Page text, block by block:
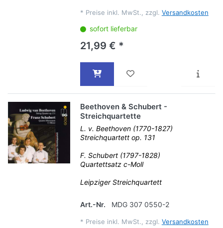
* Preise inkl. MwSt., zzgl. Versandkosten
sofort lieferbar
21,99 € *
Beethoven & Schubert -
Streichquartette
L. v. Beethoven (1770-1827)
Streichquartett op. 131
F. Schubert (1797-1828)
Quartettsatz c-Moll
Leipziger Streichquartett
Art.-Nr. MDG 307 0550-2
* Preise inkl. MwSt., zzgl. Versandkosten